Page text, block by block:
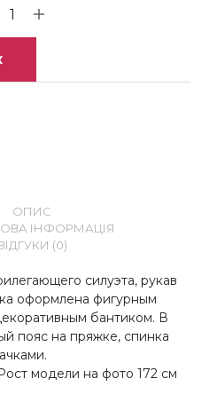
ОПИС
ІНФОРМАЦІЯ
(0)
силуэта, рукав
оформлена фигурным
бантиком. В
пояс на пряжке, спинка
модели на фото 172 см